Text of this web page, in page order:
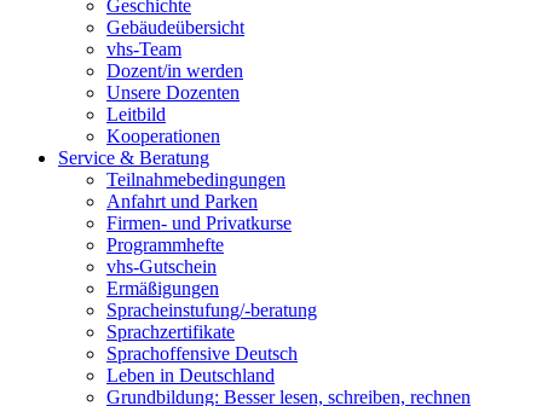
Geschichte
Gebäudeübersicht
vhs-Team
Dozent/in werden
Unsere Dozenten
Leitbild
Kooperationen
Service & Beratung
Teilnahmebedingungen
Anfahrt und Parken
Firmen- und Privatkurse
Programmhefte
vhs-Gutschein
Ermäßigungen
Spracheinstufung/-beratung
Sprachzertifikate
Sprachoffensive Deutsch
Leben in Deutschland
Grundbildung: Besser lesen, schreiben, rechnen